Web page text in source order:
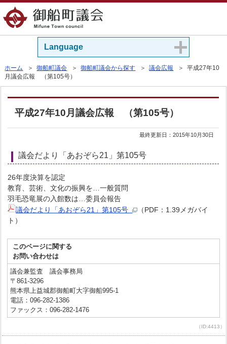
Language
ホーム ＞御船町議会 ＞御船町議会から探す ＞議会広報
＞ 平成27年10
月議会広報 （第105号）
平成27年10月議会広報 （第105号）
最終更新日：2015年10月30日
議会だより「あおぞら21」第105号
26年度決算を認定
教育、芸術、文化の振興を…一般質問
羽毛恐竜展の入館数は…委員会報告
議会だより「あおぞら21」第105号
（PDF：1.39メガバイ
ト）
このページに関する
お問い合わせは
議会兼監査 議会事務局
〒861-3296
熊本県上益城郡御船町大字御船995-1
電話：096-282-1386
ファックス：096-282-1476
（ID:4413）